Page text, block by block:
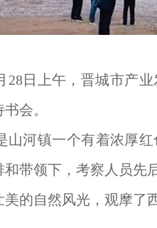
28日上午，晋城市产
会。
山河镇一个有着浓厚
和带领下，考察人员先
的自然风光，观摩了